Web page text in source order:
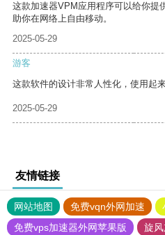
这款加速器VPM应用程序可以给你提
助你在网络上自由移动。
2025-05-29
游客
这款软件的设计非常人性化，使用起来
2025-05-29
友情链接
网站地图 免费vqn外网加速
免费vps加速器外网苹果版
旋